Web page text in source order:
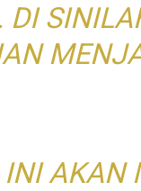
DI
AKAN